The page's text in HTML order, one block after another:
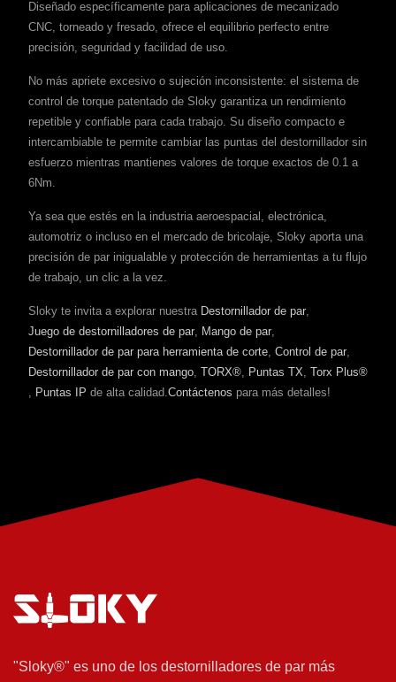
Diseñado específicamente para aplicaciones de mecanizado
CNC, torneado y fresado, ofrece el equilibrio perfecto entre
precisión, seguridad y facilidad de uso.
No más apriete excesivo o sujeción inconsistente: el sistema de
control de torque patentado de Sloky garantiza un rendimiento
repetible y confiable para cada trabajo. Su diseño compacto e
intercambiable te permite cambiar las puntas del destornillador sin
esfuerzo mientras mantienes valores de torque exactos de 0.1 a
6Nm.
Ya sea que estés en la industria aeroespacial, electrónica,
automotriz o incluso en el mercado de bricolaje, Sloky aporta una
precisión de par inigualable y protección de herramientas a tu flujo
de trabajo, un clic a la vez.
Sloky te invita a explorar nuestra Destornillador de par,
Juego de destornilladores de par, Mango de par,
Destornillador de par para herramienta de corte, Control de par,
Destornillador de par con mango, TORX®, Puntas TX, Torx Plus®
, Puntas IP de alta calidad.Contáctenos para más detalles!
"Sloky®" es uno de los destornilladores de par más